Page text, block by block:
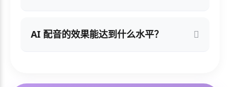
AI 配音的效果能达到什么水平？